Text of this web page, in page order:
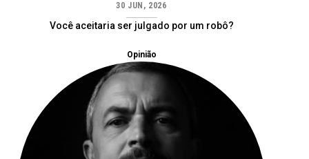
30 JUN, 2026
Você aceitaria ser julgado por um robô?
Opinião